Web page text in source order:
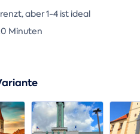
aber 1-4 ist ideal
Minuten